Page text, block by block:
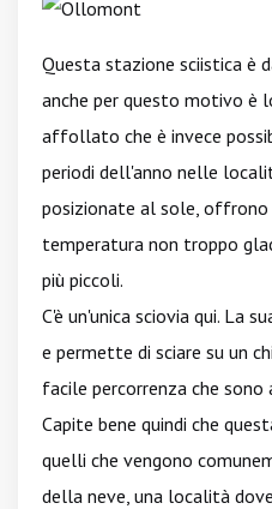
Questa stazione sciistica è
anche per questo motivo è
affollato che è invece
periodi dell'anno nelle
posizionate al sole, offrono
temperatura non troppo
più piccoli.
C'è un'unica sciovia qui. La
e permette di sciare su un
facile percorrenza che
Capite bene quindi che
quelli che vengono
della neve, una località